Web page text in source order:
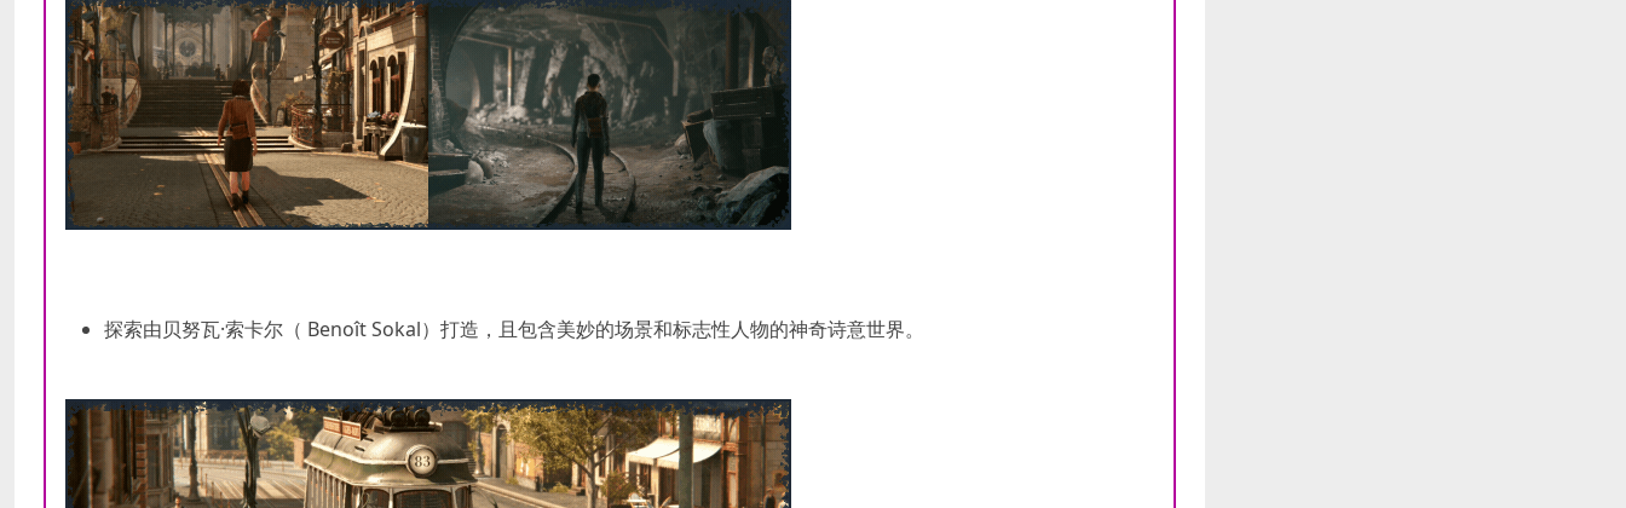
探索由贝努瓦·索卡尔（ Benoît Sokal）打造，且包含美妙的场景和标志性人物的神奇诗意世界。